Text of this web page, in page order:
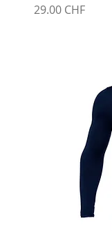
Prix
29.00 CHF